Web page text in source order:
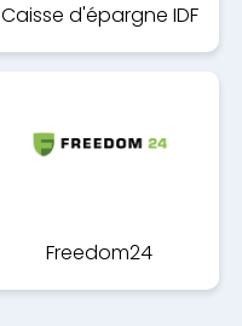
Caisse d'épargne IDF
Freedom24